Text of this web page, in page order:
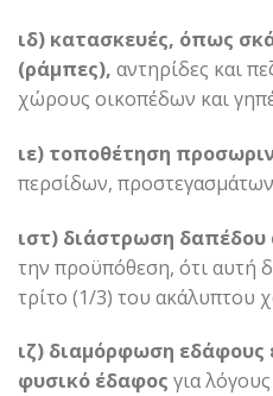
ιδ) κατασκευές, όπως
(ράμπες), αντηρίδες και
χώρους οικοπέδων και
ιε) τοποθέτηση
περσίδων,
ιστ) διάστρωση
την προϋπόθεση, ότι αυτή
τρίτο (1/3) του ακάλυπτου
ιζ) διαμόρφωση εδάφους
φυσικό έδαφος για